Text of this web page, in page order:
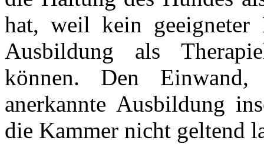
hat, weil kein geeigneter
Ausbildung als
können. Den
anerkannte Ausbildung
die Kammer nicht geltend